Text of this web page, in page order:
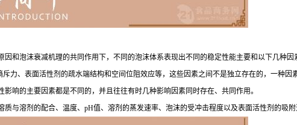
和泡沫衰减机理的共同作用下，不同的泡沫体系表现出不同的稳定性能主要和以下几种
力、表面活性剂的疏水端结构和空间位阻效应等，这些因素之间不是独立存在的，一种
响的主要因素都是不同的，并且往往有时几种影响因素同时存在、共同作用。
与溶剂的配合、温度、pH值、溶剂的蒸发速率、泡沫的受冲击程度以及表面活性剂的吸